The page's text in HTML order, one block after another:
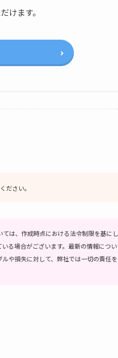
けます。
ださい。
は、作成時点における法令制限を基に
る場合がございます。最新の情報につい
や損失に対して、弊社では一切の責任